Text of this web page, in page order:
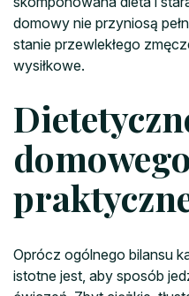
domowy nie przyniosą
stanie przewlekłego
wysiłkowe.
Oprócz ogólnego bilansu
istotne jest, aby sposób